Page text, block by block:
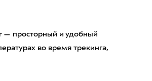
— просторный и удобный
во время трекинга,